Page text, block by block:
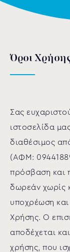
Όροι
Σας
ιστοσελίδα
διαθέσιμος
(ΑΦΜ:
πρόσβαση και
δωρεάν χωρίς
υποχρέωση
Χρήσης. Ο
αποδέχεται
χρήσης, που